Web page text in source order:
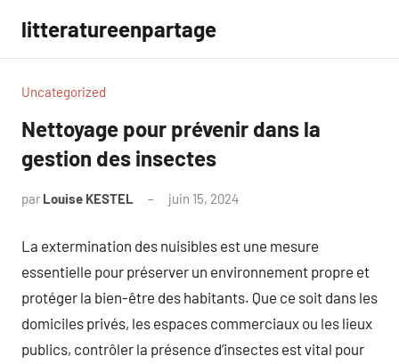
contenu
litteratureenpartage
Uncategorized
Nettoyage pour prévenir dans la
gestion des insectes
par Louise KESTEL juin 15, 2024
La extermination des nuisibles est une mesure
essentielle pour préserver un environnement propre et
protéger la bien-être des habitants. Que ce soit dans les
domiciles privés, les espaces commerciaux ou les lieux
publics, contrôler la présence d’insectes est vital pour